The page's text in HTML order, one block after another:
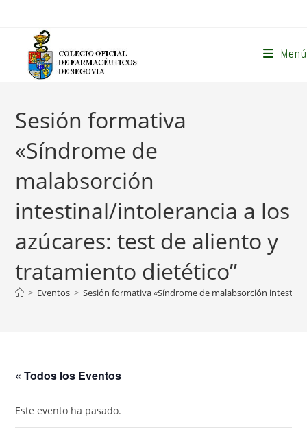
contenido
Menú
Sesión formativa
«Síndrome de
malabsorción
intestinal/intolerancia a los
azúcares: test de aliento y
tratamiento dietético”
> Eventos > Sesión formativa «Síndrome de malabsorción
« Todos los Eventos
Este evento ha pasado.